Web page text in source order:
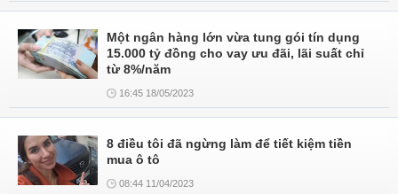
Một ngân hàng lớn vừa tung gói tín dụng
15.000 tỷ đồng cho vay ưu đãi, lãi suất chỉ
từ 8%/năm
16:45 18/05/2023
8 điều tôi đã ngừng làm để tiết kiệm tiền
mua ô tô
08:44 11/04/2023